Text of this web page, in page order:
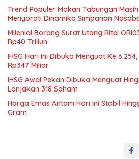
Trend Populer Makan Tabungan
Menyoroti Dinamika Simpanan
Milenial Borong Surat Utang Ritel
Rp40 Triliun
IHSG Hari Ini Dibuka Menguat Ke
Rp347 Miliar
IHSG Awal Pekan Dibuka Menguat
Lonjakan 318 Saham
Harga Emas Antam Hari Ini Stabil
Gram